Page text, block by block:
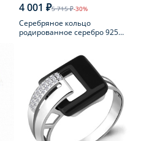
4 001 ₽5 715 ₽-30%
Серебряное кольцо
родированное серебро 925